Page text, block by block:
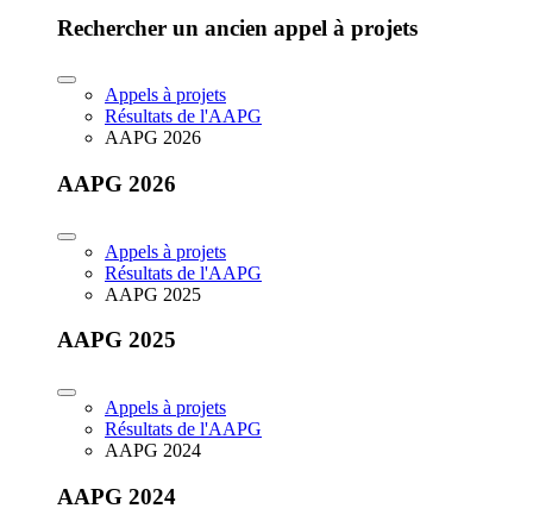
Rechercher un ancien appel à projets
Appels à projets
Résultats de l'AAPG
AAPG 2026
AAPG 2026
Appels à projets
Résultats de l'AAPG
AAPG 2025
AAPG 2025
Appels à projets
Résultats de l'AAPG
AAPG 2024
AAPG 2024